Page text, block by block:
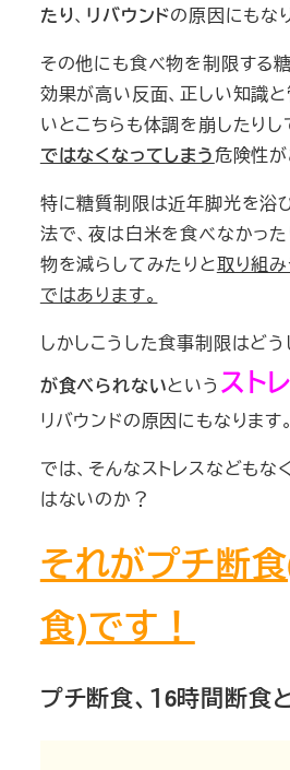
たり、 リバウンドの原因にもな
その他にも食べ物を制限する
効果が高い反面、正しい知識
いとこちらも体調を崩したりし
ではなくなってしまう危険性が
特に糖質制限は近年脚光を浴
法で、夜は白米を食べなかっ
物を減らしてみたりと取り組
ではあります。
しかしこうした食事制限はど
が食べられないという スト
リバウンドの原因にもなります。
では、そんなストレスなども
はないのか？
それがプチ断
食)です！
プチ断食、１6時間断食